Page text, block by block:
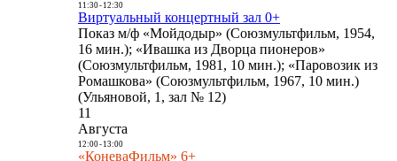
11:30- 12:30
Виртуальный концертный зал 0+
Показ м/ф «Мойдодыр» (Союзмультфильм, 1954,
16 мин.); «Ивашка из Дворца пионеров»
(Союзмультфильм, 1981, 10 мин.); «Паровозик из
Ромашкова» (Союзмультфильм, 1967, 10 мин.)
(Ульяновой, 1, зал № 12)
11
Августа
12:00- 13:00
«КоневаФильм» 6+